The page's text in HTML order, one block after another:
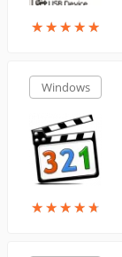
★★★★★
★★★★★
Windows
★★★★★
★★★★★